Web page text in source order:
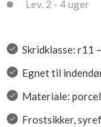
Lev. 2 - 4 uger
Skridklasse: r11
Egnet til
Materiale:
Frostsikker,